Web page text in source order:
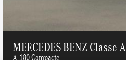
MERCEDES-BENZ Classe A
A 180 Compacte